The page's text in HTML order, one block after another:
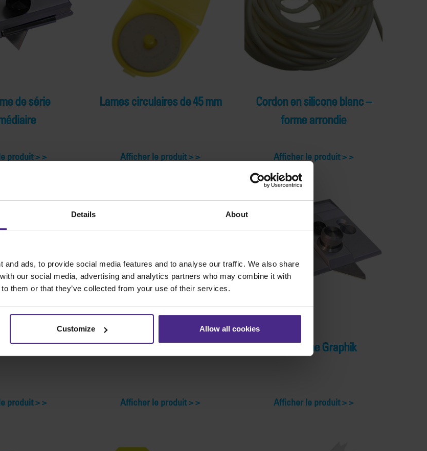
Details About
and ads, to provide social media features and to analyse our traffic. We also share
our social media, advertising and analytics partners who may combine it with
them or that they’ve collected from your use of their services.
Customize Allow all cookies
de série
produit >
Lames circulaires de 45 mm
Afficher le produit >
Cordon en silicone blanc –
forme arrondie
Afficher le produit >
circulaire
produit >
Lames Graphik
Afficher le produit >
Porte-lame Graphik
Afficher le produit >